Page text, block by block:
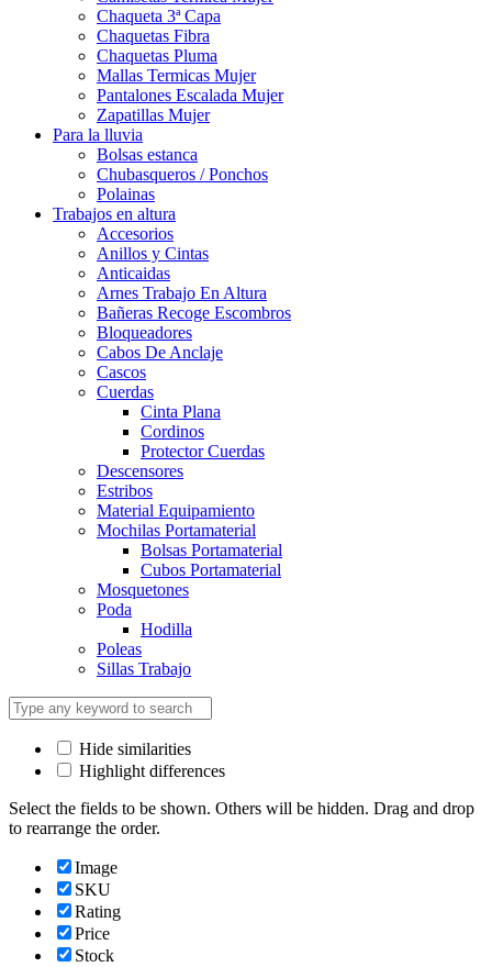
Chaqueta 3ª Capa
Chaquetas Fibra
Chaquetas Pluma
Mallas Termicas Mujer
Pantalones Escalada Mujer
Zapatillas Mujer
Para la lluvia
Bolsas estanca
Chubasqueros / Ponchos
Polainas
Trabajos en altura
Accesorios
Anillos y Cintas
Anticaidas
Arnes Trabajo En Altura
Bañeras Recoge Escombros
Bloqueadores
Cabos De Anclaje
Cascos
Cuerdas
Cinta Plana
Cordinos
Protector Cuerdas
Descensores
Estribos
Material Equipamiento
Mochilas Portamaterial
Bolsas Portamaterial
Cubos Portamaterial
Mosquetones
Poda
Hodilla
Poleas
Sillas Trabajo
Hide similarities
Highlight differences
Select the fields to be shown. Others will be hidden. Drag and drop
to rearrange the order.
Image
SKU
Rating
Price
Stock